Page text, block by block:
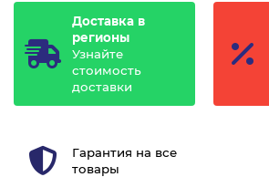
Доставка в
регионы
Узнайте
стоимость
доставки
Гарантия на все
товары